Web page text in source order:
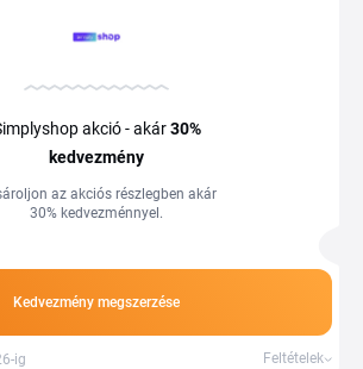
akció - akár30%
kedvezmény
az akciós részlegben akár
30% kedvezménnyel.
Kedvezmény megszerzése
ig Feltételek